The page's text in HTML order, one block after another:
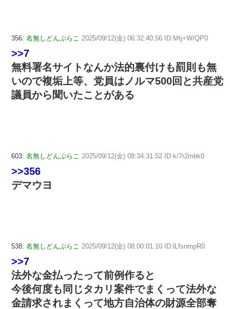
356: 名無しどんぶらこ 2025/09/12(金) 06:32:40.56 ID:Mtj+W/QP0
>>7
無料署名サイトなんか法的裏付けも罰則も無
いので複垢上等、党員はノルマ500回と共産党
議員から聞いたことがある
603: 名無しどんぶらこ 2025/09/12(金) 08:34:31.52 ID:k/7r2mbk0
>>356
デマウヨ
538: 名無しどんぶらこ 2025/09/12(金) 08:00:01.10 ID:lLfsnmpR0
>>7
法外な金払ったって前例作ると
今後何度も同じタカリ案件でまくって法外な
金請求されまくって地方自治体の財源全部奪